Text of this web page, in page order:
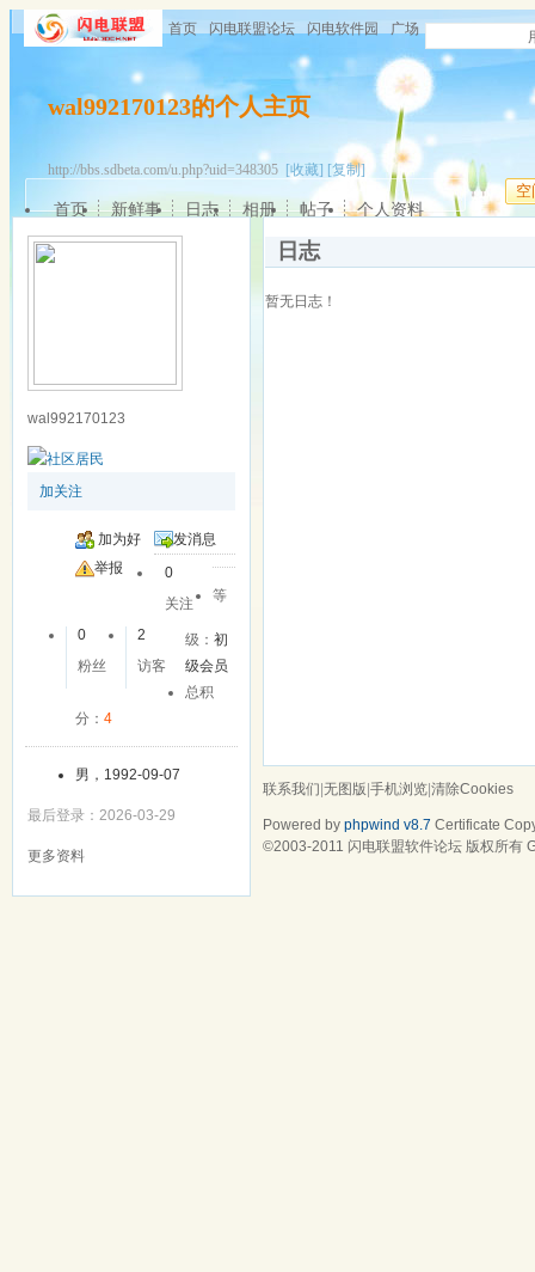
首页 闪电联盟论坛 闪电软件园 广场
wal992170123的个人主页
http://bbs.sdbeta.com/u.php?uid=348305 [收藏] [复制]
空
首页 新鲜事 日志 相册 帖子 个人资料
wal992170123
加关注
加为好
友
发消息
举报
0
关注
0
粉丝
2
访客
等
级：初
级会员
总积
分： 4
男，1992-09-07
最后登录：2026-03-29
更多资料
日志
暂无日志！
联系我们|无图版|手机浏览|清除Cookies
Powered by phpwind v8.7 Certificate
©2003-2011 闪电联盟软件论坛 版权所有